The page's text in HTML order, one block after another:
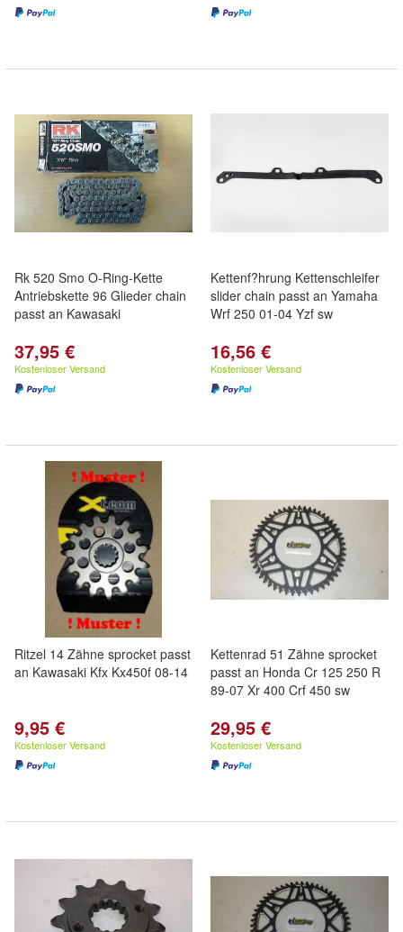
Rk 520 Smo O-Ring-Kette
Antriebskette 96 Glieder chain
passt an Kawasaki
37,95 €
Kostenloser Versand
Kettenf?hrung Kettenschleifer
slider chain passt an Yamaha
Wrf 250 01-04 Yzf sw
16,56 €
Kostenloser Versand
Ritzel 14 Zähne sprocket passt
an Kawasaki Kfx Kx450f 08-14
9,95 €
Kostenloser Versand
Kettenrad 51 Zähne sprocket
passt an Honda Cr 125 250 R
89-07 Xr 400 Crf 450 sw
29,95 €
Kostenloser Versand